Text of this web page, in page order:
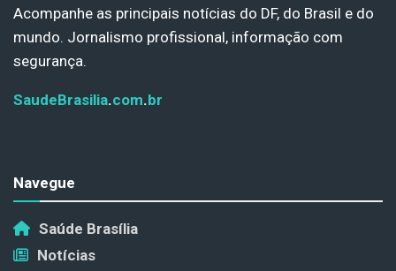
Acompanhe as principais notícias do DF, do Brasil e do
mundo. Jornalismo profissional, informação com
segurança.
SaudeBrasilia.com.br
Navegue
Saúde Brasília
Notícias